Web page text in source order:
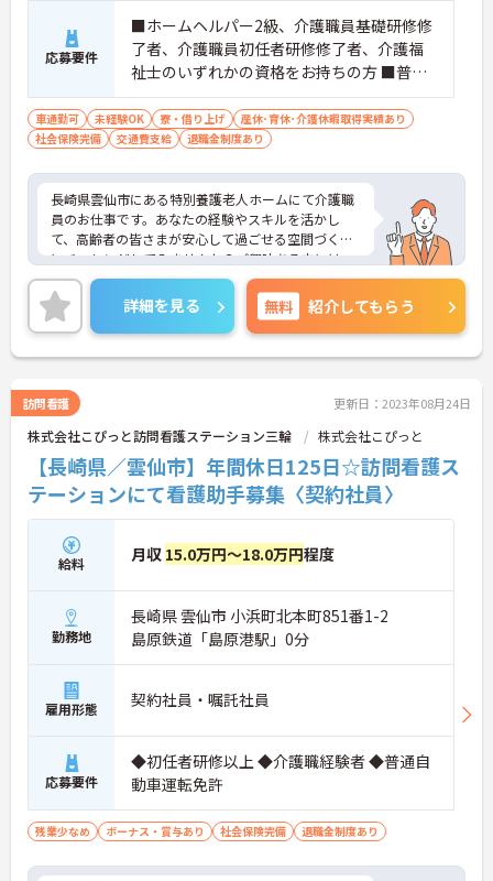
応募要件
■ホームヘルパー2級、介護職員基礎研修修
了者、介護職員初任者研修修了者、介護福
祉士のいずれかの資格をお持ちの方 ■普通
自動車運転免許必須（AT限定可） ■未経験
の方OK
車通勤可 未経験OK 寮・借り上げ
産休･育休･介護休暇取得実績あり
社会保険完備
交通費支給 退職金制度あり
長崎県雲仙市にある特別養護老人ホームにて介護職
員のお仕事です。あなたの経験やスキルを活かし
て、高齢者の皆さまが安心して過ごせる空間づくり
にチャレンジしてみませんか？ご興味ある方には、
面接対策ポイントなど、さらに詳細をお話しいたし
ますのでお気軽にご相談ください。
詳細を見る 無料 紹介してもらう
訪問看護 更新日：2023年08月24日
株式会社こぴっと訪問看護ステーション三輪 株式会社こぴっと
【長崎県／雲仙市】年間休日125日☆訪問看護ス
テーションにて看護助手募集〈契約社員〉
給料 月収 15.0万円～18.0万円程度
勤務地
長崎県 雲仙市 小浜町北本町851番1-2
島原鉄道「島原港駅」0分
雇用形態 契約社員・嘱託社員
応募要件
◆初任者研修以上 ◆介護職経験者 ◆普通自
動車運転免許
残業少なめ ボーナス・賞与あり 社会保険完備 退職金制度あり